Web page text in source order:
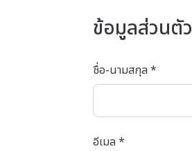
ข้อมูลส่วนตัว
ชื่อ-นามสกุล *
อีเมล *